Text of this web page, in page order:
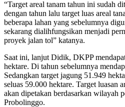
“Target areal tanam tahun ini sudah
dengan tahun lalu target luas areal
beberapa lahan yang sebelumnya
sekarang dialihfungsikan menjadi
proyek jalan tol” katanya.
Saat ini, lanjut Didik, DKPP
hektare. Di tahun sebelumnya
Sedangkan target jagung 51.949
seluas 59.000 hektare. Target luasan
akan dipetakan berdasarkan wilayah
Probolinggo.